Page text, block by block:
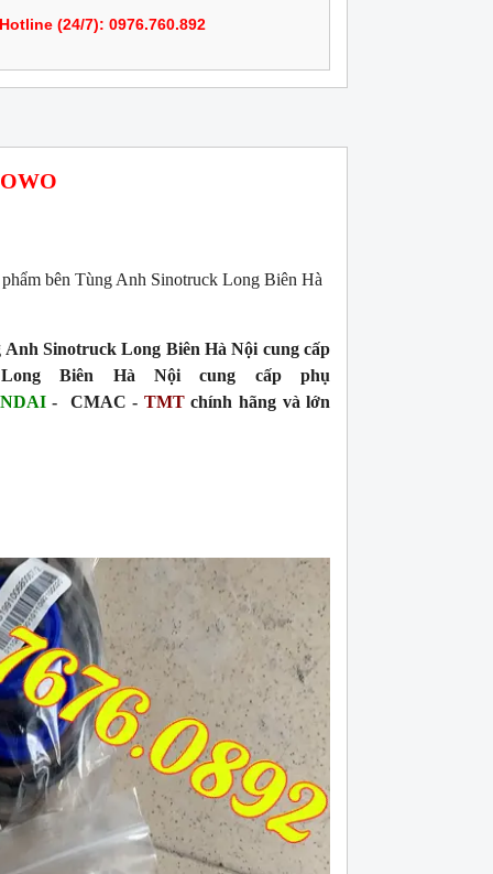
(24/7): 0976.760.892
bên Tùng Anh Sinotruck Long Biên Hà
Sinotruck Long Biên Hà Nội cung cấp
Biên Hà Nội cung cấp phụ
- CMAC - TMTchính hãng và lớn